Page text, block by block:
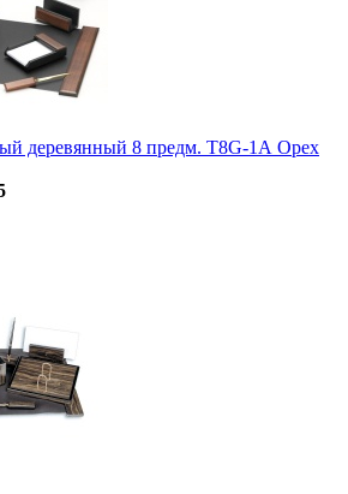
деревянный 8 предм. T8G-1А Орех